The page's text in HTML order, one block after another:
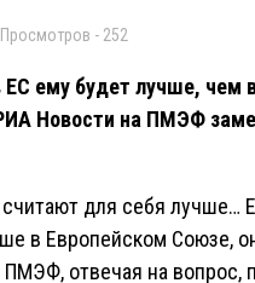
- 252
ЕС ему будет лучше,
Новости на ПМЭФ
для себя лучше…
в Европейском Союзе,
ПМЭФ, отвечая на вопрос,